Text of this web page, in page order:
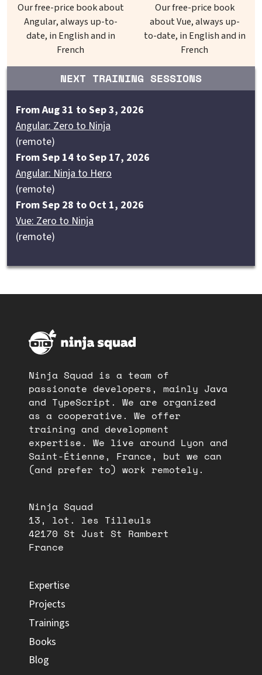
Our free-price book about
Angular, always up-to-
date, in English and in
French
Our free-price book
about Vue, always up-
to-date, in English and in
French
NEXT TRAINING SESSIONS
From Aug 31 to Sep 3, 2026
Angular: Zero to Ninja
(remote)
From Sep 14 to Sep 17, 2026
Angular: Ninja to Hero
(remote)
From Sep 28 to Oct 1, 2026
Vue: Zero to Ninja
(remote)
Ninja Squad is a team of
passionate developers, mainly Java
and TypeScript. We are organized
as a cooperative. We offer
training and development
expertise. We live around Lyon and
Saint-Étienne, France, but we can
(and prefer to) work remotely.
Ninja Squad
13, lot. les Tilleuls
42170 St Just St Rambert
France
Expertise
Projects
Trainings
Books
Blog